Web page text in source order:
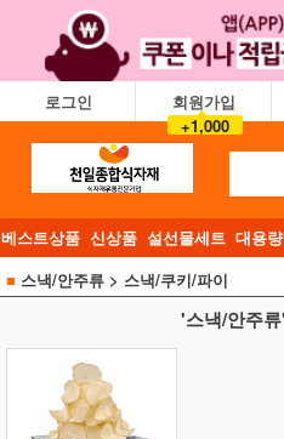
로그인
회원가입
+1,000
베스트상품 신상품 설선물세트 대용
■ 스낵/안주류 > 스낵/쿠키/파이
'스낵/안주